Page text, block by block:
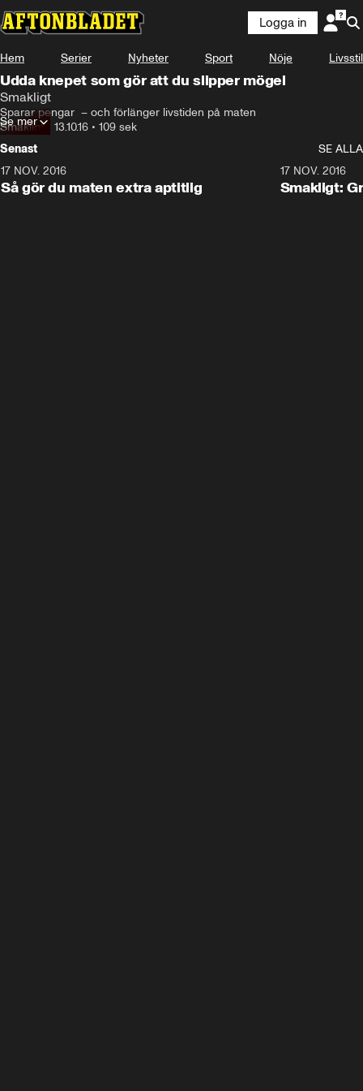
Logga in
Hem Serier Nyheter Sport Nöje Livsstil
Udda knepet som gör att du slipper mögel
Smakligt
Sparar pengar  – och förlänger livstiden på maten
Smakligt• 13.10.16 • 109 sek
Se mer
Senast
SE ALLA
17 NOV. 2016
Så gör du maten extra aptitlig
17 NOV. 2016
Smakligt: